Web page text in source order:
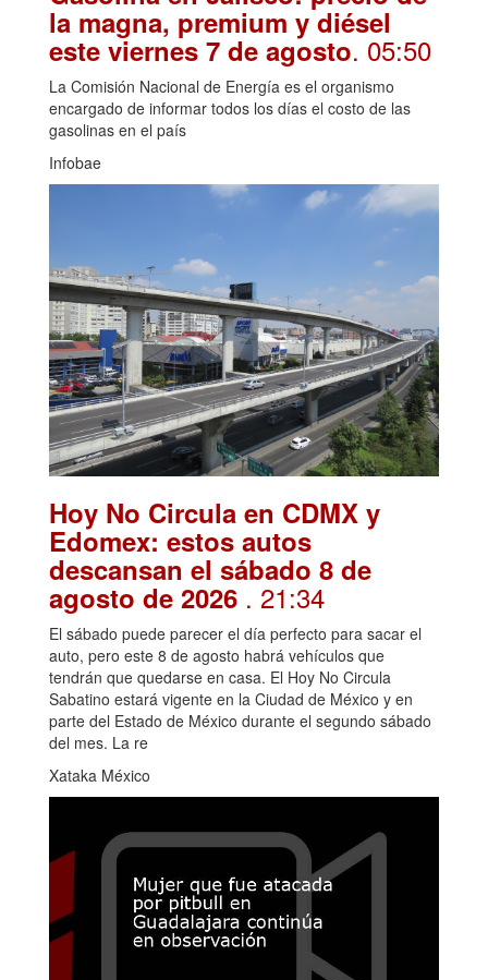
la magna, premium y diésel
este viernes 7 de agosto. 05:50
La Comisión Nacional de Energía es el organismo
encargado de informar todos los días el costo de las
gasolinas en el país
Infobae
Hoy No Circula en CDMX y
Edomex: estos autos
descansan el sábado 8 de
agosto de 2026 . 21:34
El sábado puede parecer el día perfecto para sacar el
auto, pero este 8 de agosto habrá vehículos que
tendrán que quedarse en casa. El Hoy No Circula
Sabatino estará vigente en la Ciudad de México y en
parte del Estado de México durante el segundo sábado
del mes. La re
Xataka México